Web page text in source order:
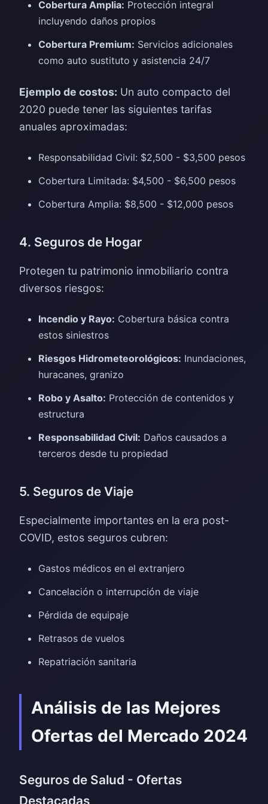
Cobertura Amplia: Protección integral
incluyendo daños propios
Cobertura Premium: Servicios adicionales
como auto sustituto y asistencia 24/7
Ejemplo de costos: Un auto compacto del
2020 puede tener las siguientes tarifas
anuales aproximadas:
Responsabilidad Civil: $2,500 - $3,500 pesos
Cobertura Limitada: $4,500 - $6,500 pesos
Cobertura Amplia: $8,500 - $12,000 pesos
4. Seguros de Hogar
Protegen tu patrimonio inmobiliario contra
diversos riesgos:
Incendio y Rayo: Cobertura básica contra
estos siniestros
Riesgos Hidrometeorológicos: Inundaciones,
huracanes, granizo
Robo y Asalto: Protección de contenidos y
estructura
Responsabilidad Civil: Daños causados a
terceros desde tu propiedad
5. Seguros de Viaje
Especialmente importantes en la era post-
COVID, estos seguros cubren:
Gastos médicos en el extranjero
Cancelación o interrupción de viaje
Pérdida de equipaje
Retrasos de vuelos
Repatriación sanitaria
Análisis de las Mejores
Ofertas del Mercado 2024
Seguros de Salud - Ofertas
Destacadas